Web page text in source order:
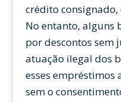
crédito consignado,
No entanto, alguns
por descontos sem
atuação ilegal dos
esses empréstimos
sem o